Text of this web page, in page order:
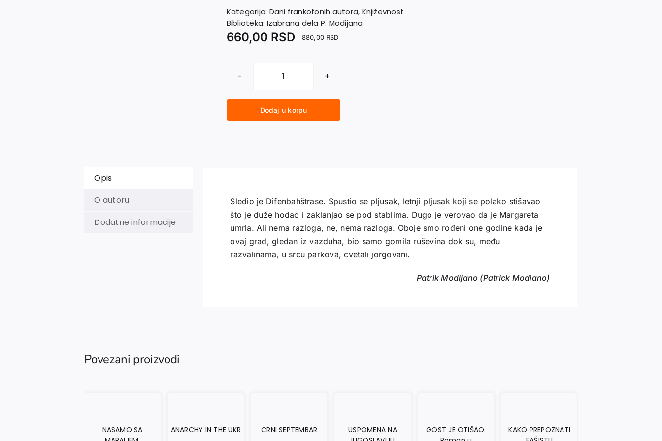
Kategorija: Dani frankofonih autora, Književnost
Biblioteka: Izabrana dela P. Modijana
880,00RSD
660,00 RSD
HORIZONT
Dodaj u korpu
Opis
O autoru
Dodatne informacije
Sledio je Difenbahštrase. Spustio se pljusak, letnji pljusak koji se polako stišavao
što je duže hodao i zaklanjao se pod stablima. Dugo je verovao da je Margareta
umrla. Ali nema razloga, ne, nema razloga. Oboje smo rođeni one godine kada je
ovaj grad, gledan iz vazduha, bio samo gomila ruševina dok su, među
razvalinama, u srcu parkova, cvetali jorgovani.
Patrik Modijano (Patrick Modiano)
Povezani proizvodi
NASAMO SA
ANARCHY IN THE UKR CRNI SEPTEMBAR
USPOMENA NA
GOST JE OTIŠAO.
KAKO PREPOZNATI